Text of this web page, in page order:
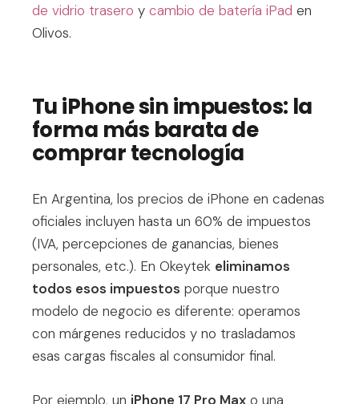
de vidrio trasero y cambio de batería iPad en
Olivos.
Tu iPhone sin impuestos: la
forma más barata de
comprar tecnología
En Argentina, los precios de iPhone en cadenas
oficiales incluyen hasta un 60% de impuestos
(IVA, percepciones de ganancias, bienes
personales, etc.). En Okeytek eliminamos
todos esos impuestos porque nuestro
modelo de negocio es diferente: operamos
con márgenes reducidos y no trasladamos
esas cargas fiscales al consumidor final.
Por ejemplo, un iPhone 17 Pro Max o una